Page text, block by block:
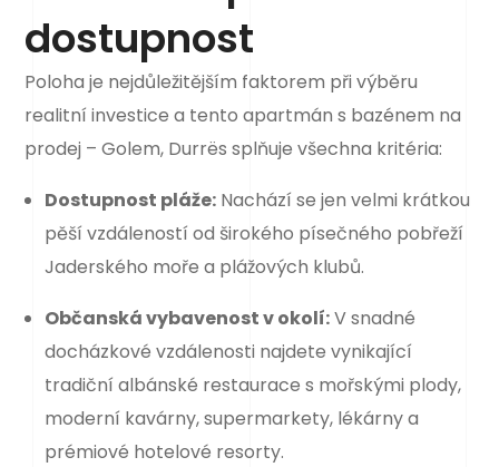
dostupnost
Poloha je nejdůležitějším faktorem při výběru
realitní investice a tento apartmán s bazénem na
prodej – Golem, Durrës splňuje všechna kritéria:
Dostupnost pláže: Nachází se jen velmi krátkou
pěší vzdáleností od širokého písečného pobřeží
Jaderského moře a plážových klubů.
Občanská vybavenost v okolí:V snadné
docházkové vzdálenosti najdete vynikající
tradiční albánské restaurace s mořskými plody,
moderní kavárny, supermarkety, lékárny a
prémiové hotelové resorty.